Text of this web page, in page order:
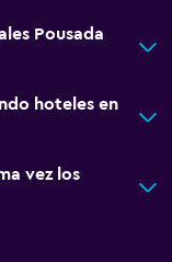
Pousada
hoteles en
vez los